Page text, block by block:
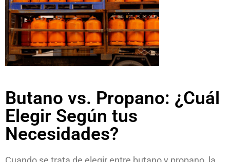
Butano vs. Propano: ¿Cuál
Elegir Según tus
Necesidades?